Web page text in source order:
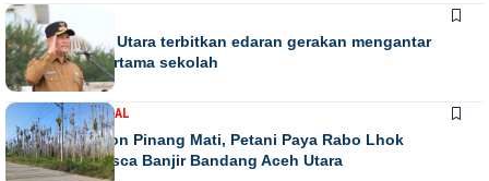
DAERAH
Bupati Aceh Utara terbitkan edaran gerakan mengantar
anak hari pertama sekolah
DAERAHNASIONAL
Ribuan Pohon Pinang Mati, Petani Paya Rabo Lhok
Terpuruk Pasca Banjir Bandang Aceh Utara